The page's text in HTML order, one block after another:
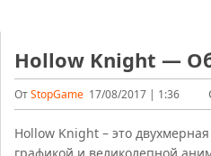
Hollow Knight —
ОтStopGame 17/08/2017 | 1:36
Hollow Knight – это